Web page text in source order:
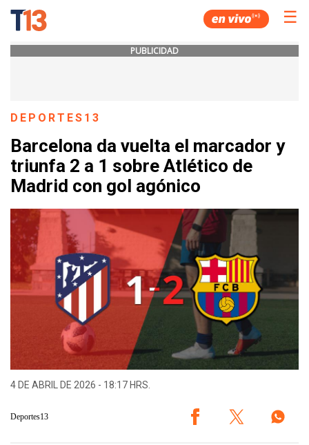
☰
PUBLICIDAD
DEPORTES13
Barcelona da vuelta el marcador y
triunfa 2 a 1 sobre Atlético de
Madrid con gol agónico
4 DE ABRIL DE 2026 - 18:17 HRS.
Deportes13